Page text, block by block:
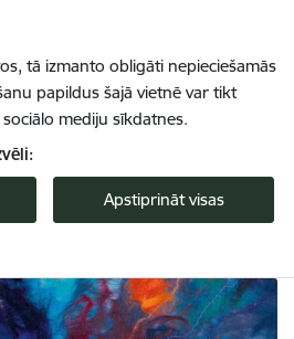
tā izmanto obligāti nepieciešamās
papildus šajā vietnē var tikt
mediju sīkdatnes.
Apstiprināt visas